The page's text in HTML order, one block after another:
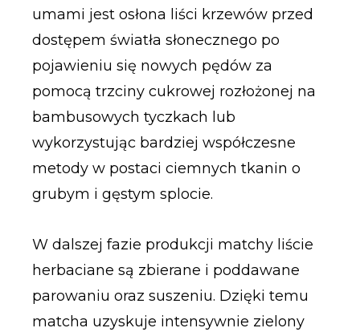
umami jest osłona liści krzewów przed
dostępem światła słonecznego po
pojawieniu się nowych pędów za
pomocą trzciny cukrowej rozłożonej na
bambusowych tyczkach lub
wykorzystując bardziej współczesne
metody w postaci ciemnych tkanin o
grubym i gęstym splocie.
W dalszej fazie produkcji matchy liście
herbaciane są zbierane i poddawane
parowaniu oraz suszeniu. Dzięki temu
matcha uzyskuje intensywnie zielony